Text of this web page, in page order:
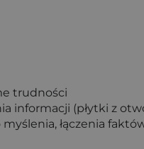
trudności
informacji (płytki z
łączenia